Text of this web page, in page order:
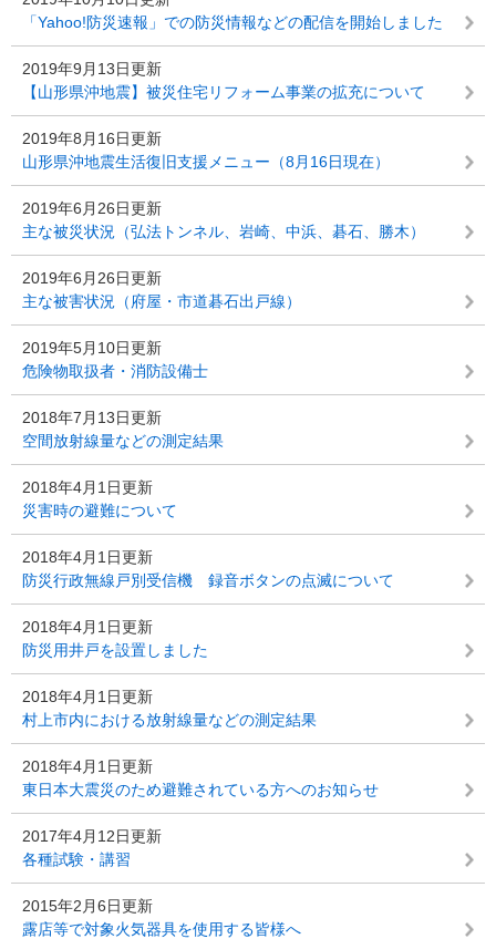
「Yahoo!防災速報」での防災情報などの配信を開始しました
2019年9月13日更新
【山形県沖地震】被災住宅リフォーム事業の拡充について
2019年8月16日更新
山形県沖地震生活復旧支援メニュー（8月16日現在）
2019年6月26日更新
主な被災状況（弘法トンネル、岩崎、中浜、碁石、勝木）
2019年6月26日更新
主な被害状況（府屋・市道碁石出戸線）
2019年5月10日更新
危険物取扱者・消防設備士
2018年7月13日更新
空間放射線量などの測定結果
2018年4月1日更新
災害時の避難について
2018年4月1日更新
防災行政無線戸別受信機 録音ボタンの点滅について
2018年4月1日更新
防災用井戸を設置しました
2018年4月1日更新
村上市内における放射線量などの測定結果
2018年4月1日更新
東日本大震災のため避難されている方へのお知らせ
2017年4月12日更新
各種試験・講習
2015年2月6日更新
露店等で対象火気器具を使用する皆様へ